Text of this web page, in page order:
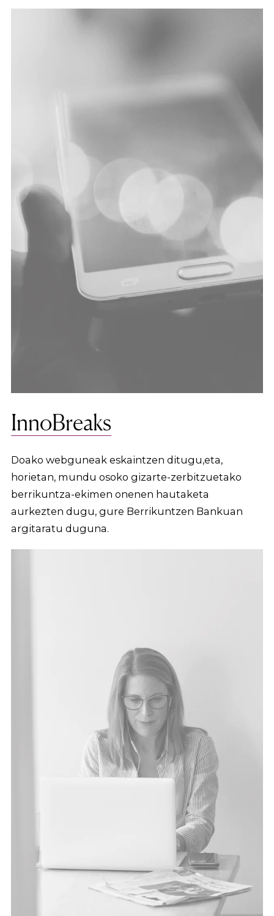
InnoBreaks
Doako webguneak eskaintzen ditugu,eta,
horietan, mundu osoko gizarte-zerbitzuetako
berrikuntza-ekimen onenen hautaketa
aurkezten dugu, gure Berrikuntzen Bankuan
argitaratu duguna.